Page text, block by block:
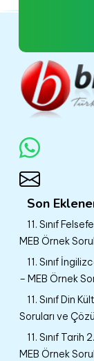
Son
11. Sınıf
MEB Örnek
11. Sınıf
– MEB Örnek
11. Sınıf Din
Soruları ve
11. Sınıf Tarih
MEB Örnek